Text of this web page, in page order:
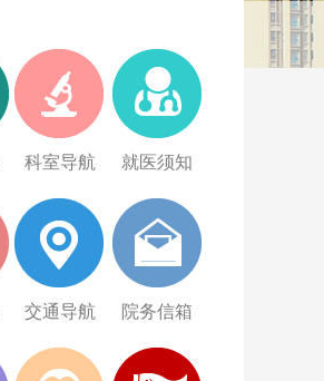
科室导航 就医须知
交通导航 院务信箱